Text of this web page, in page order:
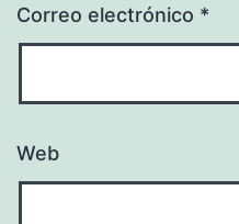
Correo electrónico *
Web